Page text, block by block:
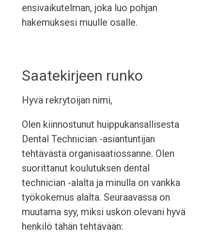
ensivaikutelman, joka luo pohjan
hakemuksesi muulle osalle.
Saatekirjeen runko
Hyvä rekrytoijan nimi,
Olen kiinnostunut huippukansallisesta
Dental Technician -asiantuntijan
tehtävästä organisaatiossanne. Olen
suorittanut koulutuksen dental
technician -alalta ja minulla on vankka
työkokemus alalta. Seuraavassa on
muutama syy, miksi uskon olevani hyvä
henkilö tähän tehtävään: